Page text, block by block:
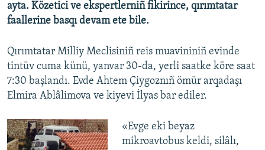
ayta. Közetici ve ekspertlerniñ fikirince, qırımtatar
faallerine basqı devam ete bile.
Qırımtatar Milliy Meclisiniñ reis muavininiñ evinde
tintüv cuma künü, yanvar 30-da, yerli saatke köre saat
7:30 başlandı. Evde Ahtem Çiygoznıñ ömür arqadaşı
Elmira Ablâlimova ve kiyevi İlyas bar ediler.
«Evge eki beyaz
mikroavtobus keldi, silâlı,